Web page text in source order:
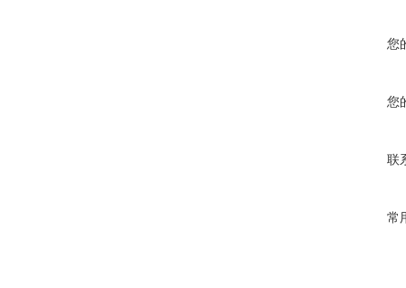
您
您
联
常